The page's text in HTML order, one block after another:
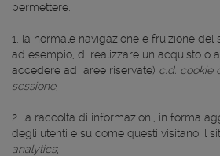
permettere:
1. la normale navigazione e fruizione del
ad esempio, di realizzare un acquisto o
accedere ad aree riservate) c.d. cookie
sessione;
2. la raccolta di informazioni, in forma
degli utenti e su come questi visitano il
analytics;